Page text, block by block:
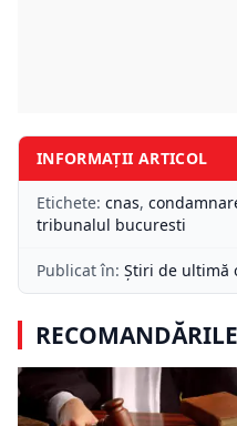
INFORMAȚII ARTICOL
Etichete: cnas,
tribunalul bucuresti
Publicat în: Știri de ultimă